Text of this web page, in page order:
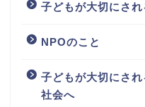
子どもが大切にさ
NPOのこと
子どもが大切にさ
社会へ